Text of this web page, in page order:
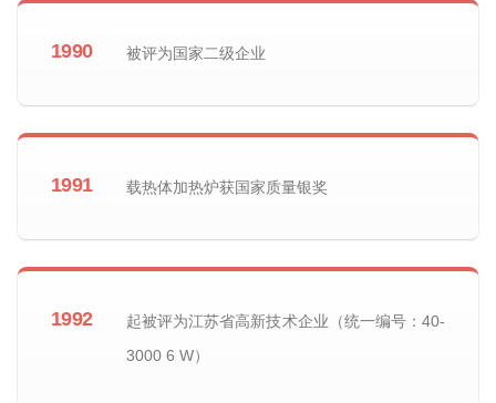
1990 被评为国家二级企业
1991 载热体加热炉获国家质量银奖
1992
起被评为江苏省高新技术企业（统一编号：40-
3000 6 W）